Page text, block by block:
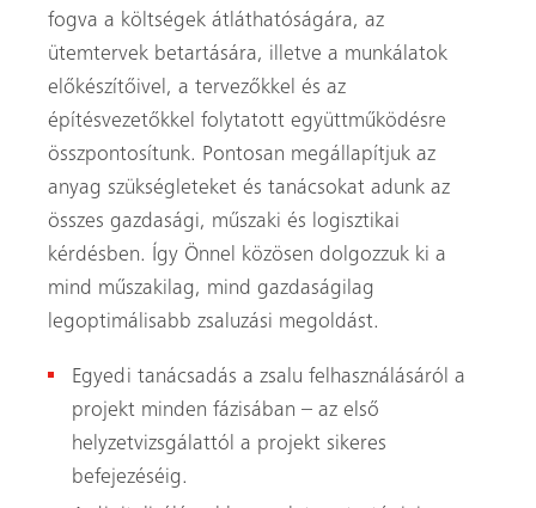
fogva a költségek átláthatóságára, az
ütemtervek betartására, illetve a munkálatok
előkészítőivel, a tervezőkkel és az
építésvezetőkkel folytatott együttműködésre
összpontosítunk. Pontosan megállapítjuk az
anyag szükségleteket és tanácsokat adunk az
összes gazdasági, műszaki és logisztikai
kérdésben. Így Önnel közösen dolgozzuk ki a
mind műszakilag, mind gazdaságilag
legoptimálisabb zsaluzási megoldást.
Egyedi tanácsadás a zsalu felhasználásáról a
projekt minden fázisában – az első
helyzetvizsgálattól a projekt sikeres
befejezéséig.